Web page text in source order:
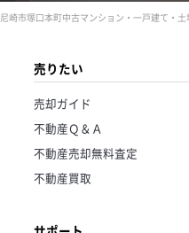
尼崎市塚口本町中古マンション・一戸建て・
売りたい
売却ガイド
不動産Ｑ＆Ａ
不動産売却無料査定
不動産買取